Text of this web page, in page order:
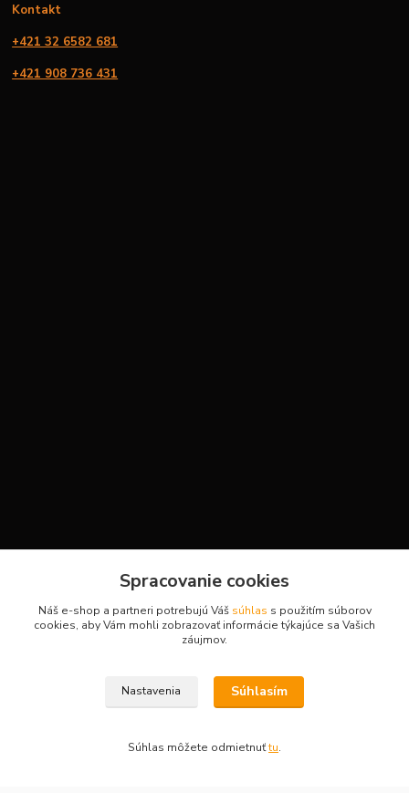
Kontakt
+421 32 6582 681
+421 908 736 431
+421908736431
obchod.hsport@gmail.com
Spracovanie cookies
Náš e-shop a partneri potrebujú Váš súhlas s použitím súborov
cookies, aby Vám mohli zobrazovať informácie týkajúce sa Vašich
záujmov.
Nastavenia Súhlasím
Súhlas môžete odmietnuťtu.